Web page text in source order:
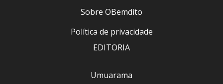
Sobre OBemdito
Política de privacidade
EDITORIA
Umuarama